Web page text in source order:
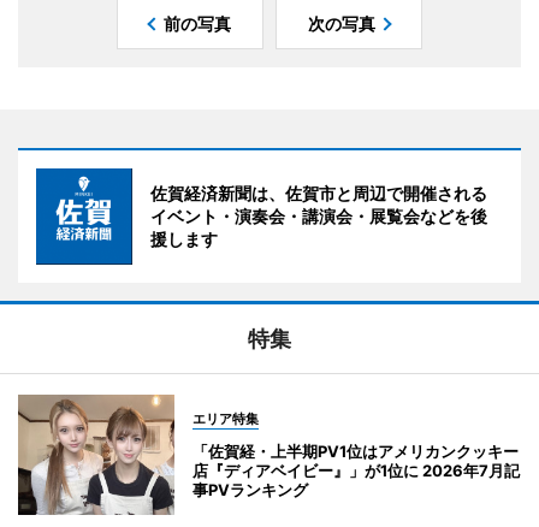
前の写真 次の写真
佐賀経済新聞は、佐賀市と周辺で開催される
イベント・演奏会・講演会・展覧会などを後
援します
特集
エリア特集
「佐賀経・上半期PV1位はアメリカンクッキー
店『ディアベイビー』」が1位に 2026年7月記
事PVランキング